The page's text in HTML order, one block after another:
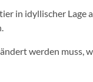
in idyllischer Lage
werden muss,